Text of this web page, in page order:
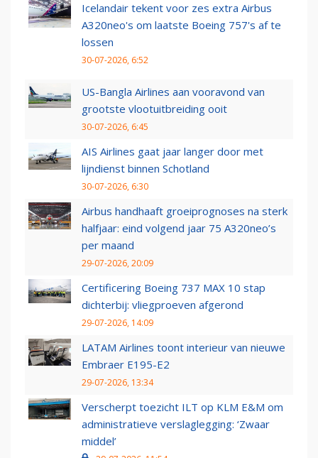
Icelandair tekent voor zes extra Airbus
A320neo's om laatste Boeing 757's af te
lossen
30-07-2026, 6:52
US-Bangla Airlines aan vooravond van
grootste vlootuitbreiding ooit
30-07-2026, 6:45
AIS Airlines gaat jaar langer door met
lijndienst binnen Schotland
30-07-2026, 6:30
Airbus handhaaft groeiprognoses na sterk
halfjaar: eind volgend jaar 75 A320neo’s
per maand
29-07-2026, 20:09
Certificering Boeing 737 MAX 10 stap
dichterbij: vliegproeven afgerond
29-07-2026, 14:09
LATAM Airlines toont interieur van nieuwe
Embraer E195-E2
29-07-2026, 13:34
Verscherpt toezicht ILT op KLM E&M om
administratieve verslaglegging: ‘Zwaar
middel’